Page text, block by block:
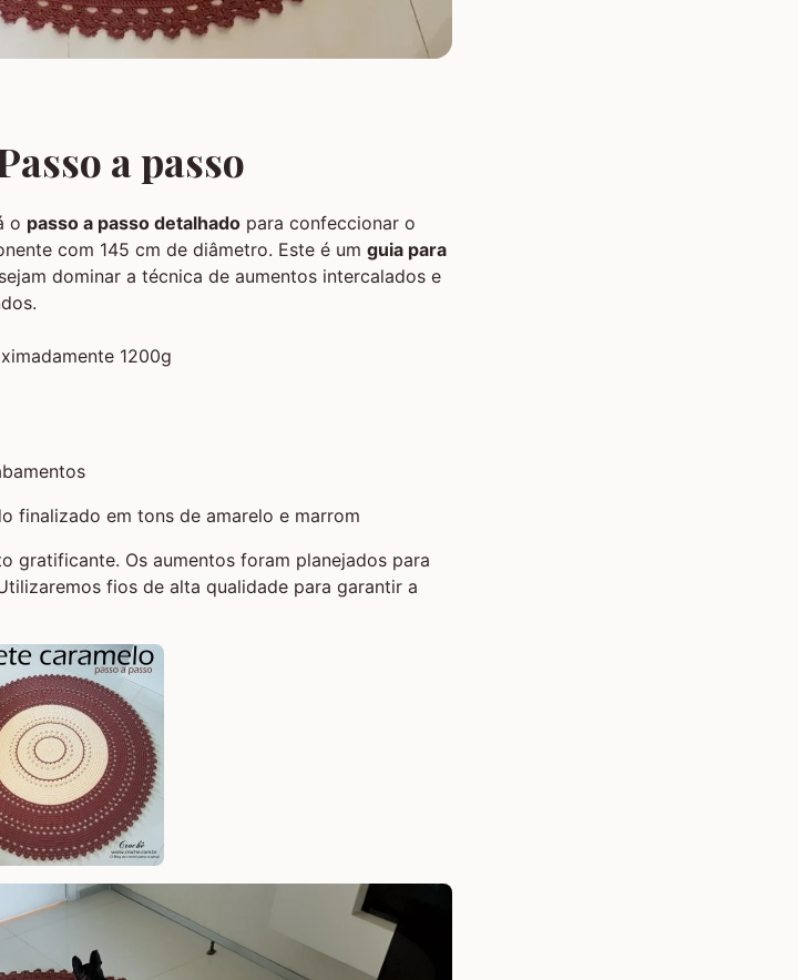
a passo
o passo a passo detalhado para confeccionar o
com 145 cm de diâmetro. Este é um guia para
dominar a técnica de aumentos intercalados e
1200g
gratificante. Os aumentos foram planejados para
fios de alta qualidade para garantir a